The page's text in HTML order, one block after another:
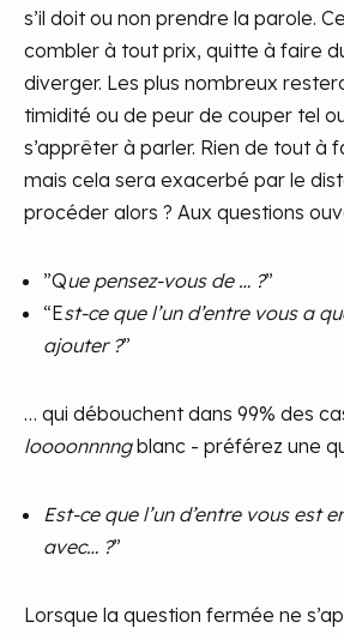
s’il doit ou non prendre la parole.
combler à tout prix, quitte à faire
diverger. Les plus nombreux
timidité ou de peur de couper tel
s’apprêter à parler. Rien de tout à
mais cela sera exacerbé par le
procéder alors ? Aux questions
”Que pensez-vous de … ?”
“Est-ce que l’un d’entre vous a
ajouter ?”
… qui débouchent dans 99% des
loooonnnngblanc - préférez une
Est-ce que l’un d’entre vous est
avec… ?”
Lorsque la question fermée ne